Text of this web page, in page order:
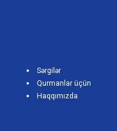
Sərgilər
Qurmanlar üçün
Haqqımızda